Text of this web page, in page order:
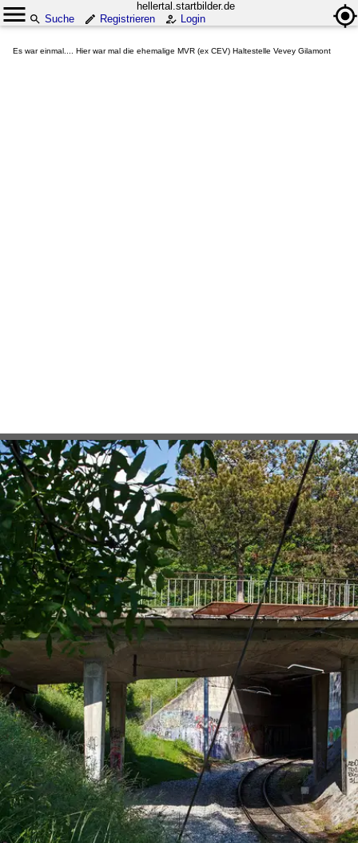
hellertal.startbilder.de
Suche
Registrieren Login
Es war einmal.... Hier war mal die ehemalige MVR (ex CEV) Haltestelle Vevey Gilamont